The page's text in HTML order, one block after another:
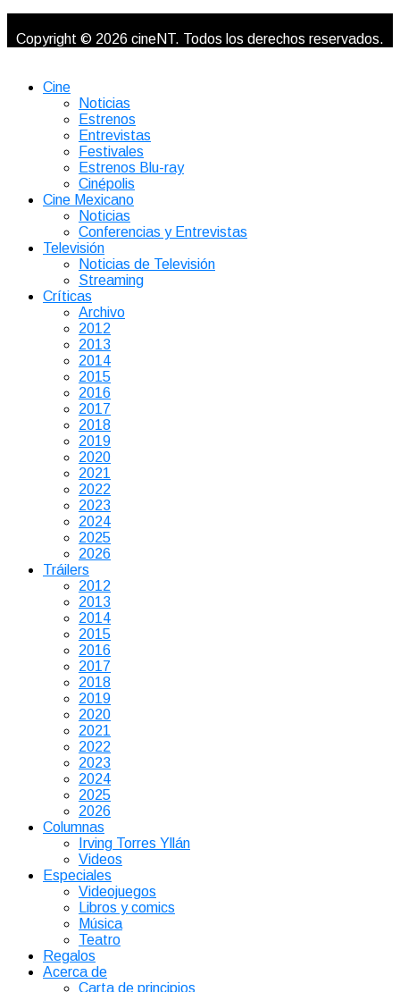
Copyright © 2026 cineNT. Todos los derechos reservados.
Cine
Noticias
Estrenos
Entrevistas
Festivales
Estrenos Blu-ray
Cinépolis
Cine Mexicano
Noticias
Conferencias y Entrevistas
Televisión
Noticias de Televisión
Streaming
Críticas
Archivo
2012
2013
2014
2015
2016
2017
2018
2019
2020
2021
2022
2023
2024
2025
2026
Tráilers
2012
2013
2014
2015
2016
2017
2018
2019
2020
2021
2022
2023
2024
2025
2026
Columnas
Irving Torres Yllán
Videos
Especiales
Videojuegos
Libros y comics
Música
Teatro
Regalos
Acerca de
Carta de principios